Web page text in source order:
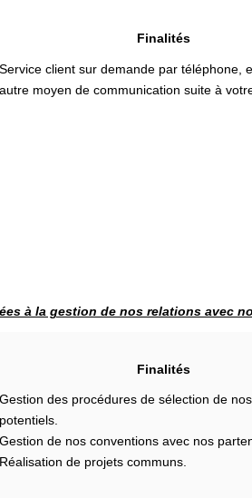
Finalités
Service client sur demande par téléphone,
autre moyen de communication suite à
à la gestion de nos relations avec
Finalités
Gestion des procédures de sélection de
potentiels.
Gestion de nos conventions avec nos
Réalisation de projets communs.